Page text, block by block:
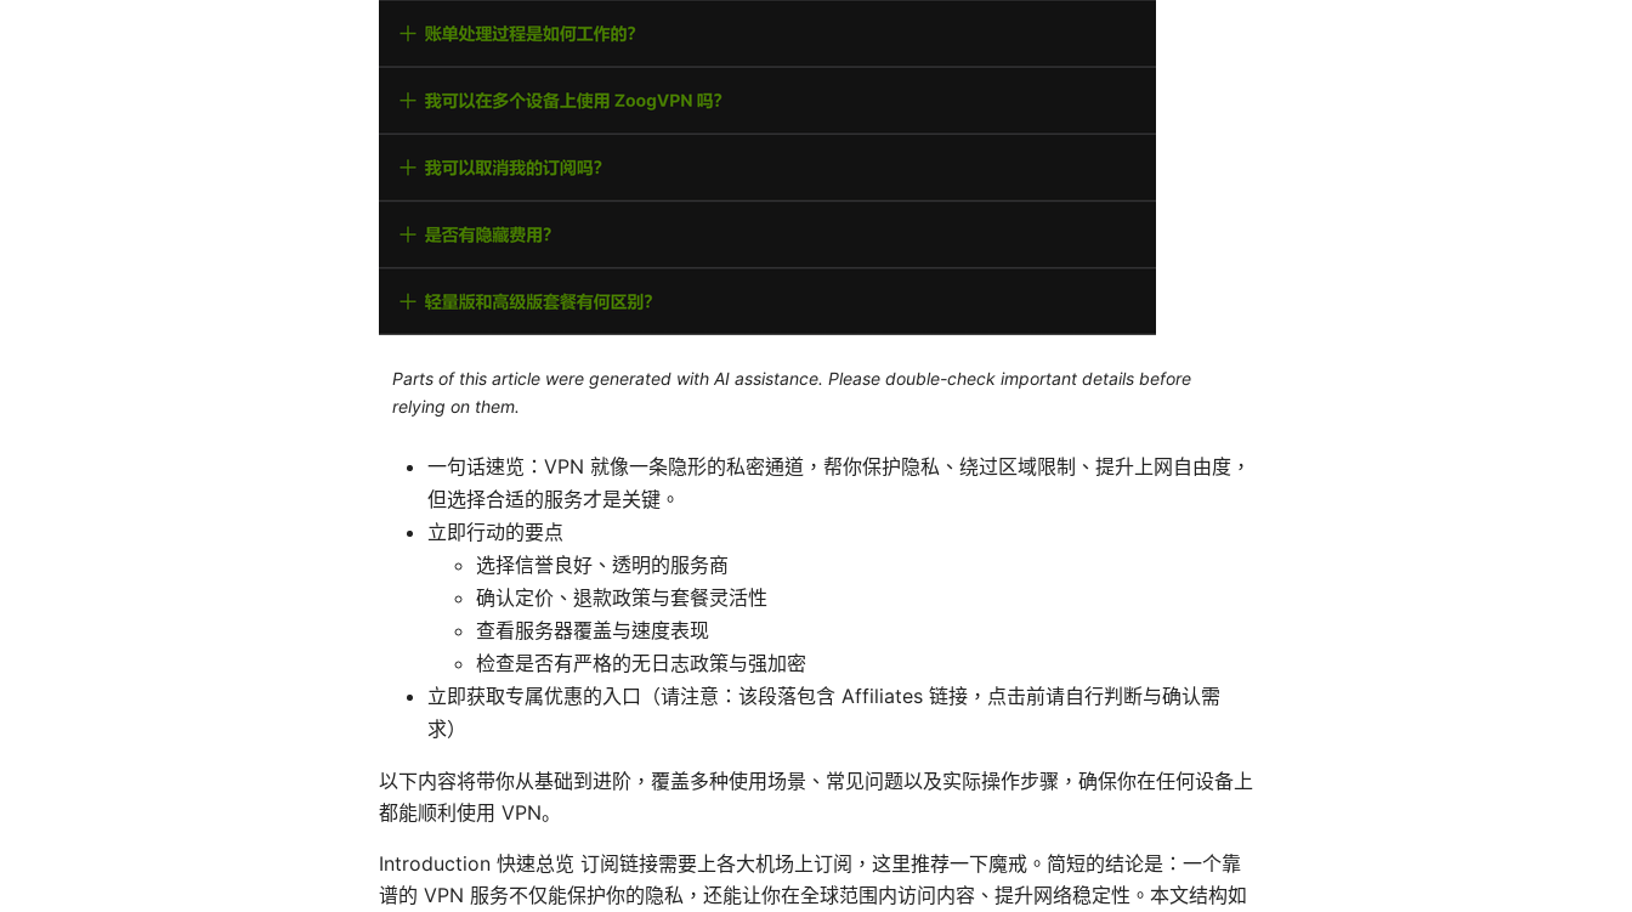
Parts of this article were generated with AI assistance. Please double-check important details before
relying on them.
一句话速览：VPN 就像一条隐形的私密通道，帮你保护隐私、绕过区域限制、提升上网自由度，
但选择合适的服务才是关键。
立即行动的要点
选择信誉良好、透明的服务商
确认定价、退款政策与套餐灵活性
查看服务器覆盖与速度表现
检查是否有严格的无日志政策与强加密
立即获取专属优惠的入口（请注意：该段落包含 Affiliates 链接，点击前请自行判断与确认需
求）
以下内容将带你从基础到进阶，覆盖多种使用场景、常见问题以及实际操作步骤，确保你在任何设备上
都能顺利使用 VPN。
Introduction 快速总览 订阅链接需要上各大机场上订阅，这里推荐一下魔戒。简短的结论是：一个靠
谱的 VPN 服务不仅能保护你的隐私，还能让你在全球范围内访问内容、提升网络稳定性。本文结构如